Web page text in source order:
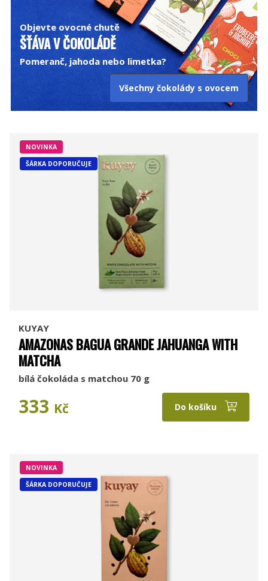
Objevte ovocné chutě
ŠŤÁVA V ČOKOLÁDĚ
Pomeranč, jahoda nebo limetka?
Všechny čokolády s ovocem
NOVINKA
ŠÁRKA DOPORUČUJE
KUYAY
AMAZONAS BAGUA GRANDE JAHUANGA WITH
MATCHA
bílá čokoláda s matchou 70 g
333 Kč Do košíku
NOVINKA
ŠÁRKA DOPORUČUJE